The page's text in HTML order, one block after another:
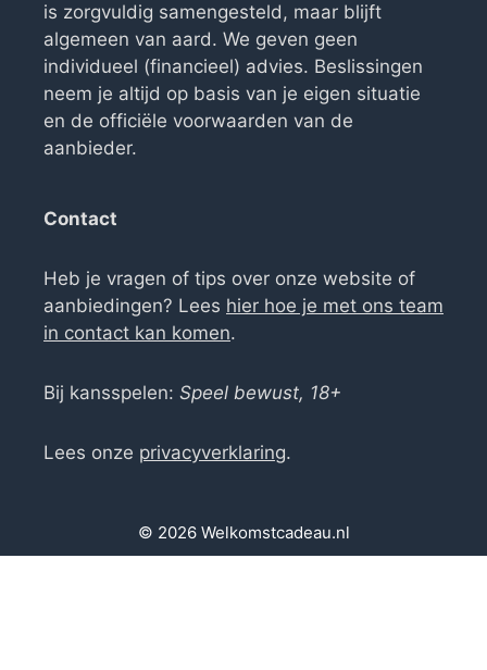
is zorgvuldig samengesteld, maar blijft
algemeen van aard. We geven geen
individueel (financieel) advies. Beslissingen
neem je altijd op basis van je eigen situatie
en de officiële voorwaarden van de
aanbieder.
Contact
Heb je vragen of tips over onze website of
aanbiedingen? Lees hier hoe je met ons team
in contact kan komen.
Bij kansspelen: Speel bewust, 18+
Lees onze privacyverklaring.
© 2026 Welkomstcadeau.nl